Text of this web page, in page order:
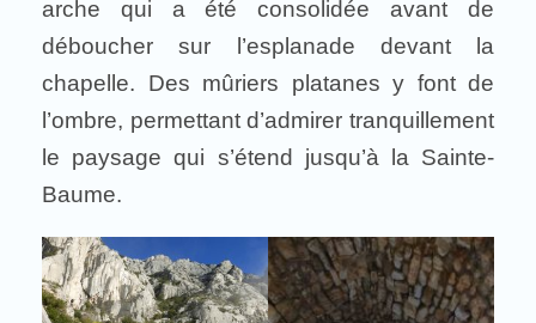
arche qui a été consolidée avant de
déboucher sur l’esplanade devant la
chapelle. Des mûriers platanes y font de
l’ombre, permettant d’admirer tranquillement
le paysage qui s’étend jusqu’à la Sainte-
Baume.